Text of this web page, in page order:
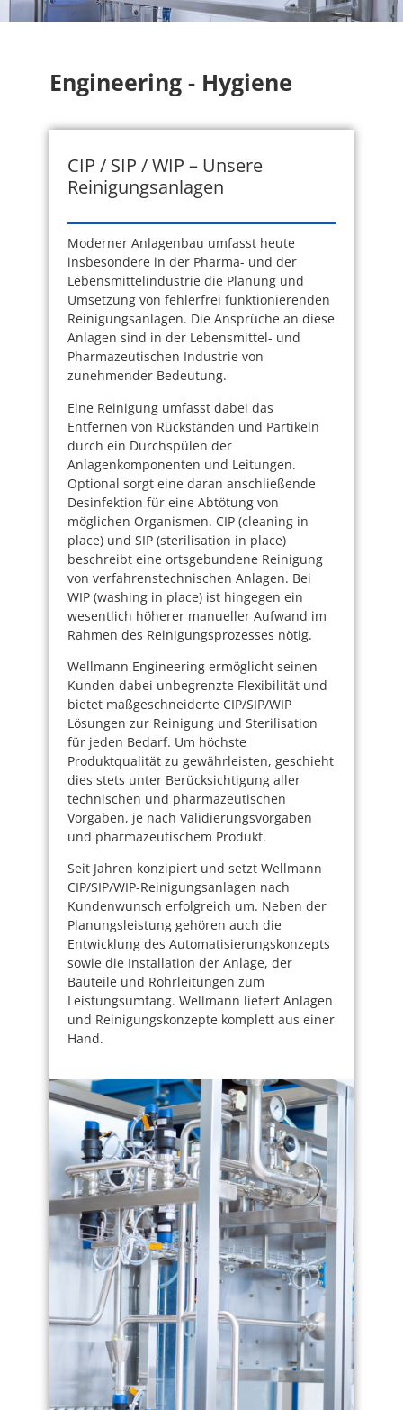
Engineering - Hygiene
CIP / SIP / WIP – Unsere
Reinigungsanlagen
Moderner Anlagenbau umfasst heute
insbesondere in der Pharma- und der
Lebensmittelindustrie die Planung und
Umsetzung von fehlerfrei funktionierenden
Reinigungsanlagen. Die Ansprüche an diese
Anlagen sind in der Lebensmittel- und
Pharmazeutischen Industrie von
zunehmender Bedeutung.
Eine Reinigung umfasst dabei das
Entfernen von Rückständen und Partikeln
durch ein Durchspülen der
Anlagenkomponenten und Leitungen.
Optional sorgt eine daran anschließende
Desinfektion für eine Abtötung von
möglichen Organismen. CIP (cleaning in
place) und SIP (sterilisation in place)
beschreibt eine ortsgebundene Reinigung
von verfahrenstechnischen Anlagen. Bei
WIP (washing in place) ist hingegen ein
wesentlich höherer manueller Aufwand im
Rahmen des Reinigungsprozesses nötig.
Wellmann Engineering ermöglicht seinen
Kunden dabei unbegrenzte Flexibilität und
bietet maßgeschneiderte CIP/SIP/WIP
Lösungen zur Reinigung und Sterilisation
für jeden Bedarf. Um höchste
Produktqualität zu gewährleisten, geschieht
dies stets unter Berücksichtigung aller
technischen und pharmazeutischen
Vorgaben, je nach Validierungsvorgaben
und pharmazeutischem Produkt.
Seit Jahren konzipiert und setzt Wellmann
CIP/SIP/WIP-Reinigungsanlagen nach
Kundenwunsch erfolgreich um. Neben der
Planungsleistung gehören auch die
Entwicklung des Automatisierungskonzepts
sowie die Installation der Anlage, der
Bauteile und Rohrleitungen zum
Leistungsumfang. Wellmann liefert Anlagen
und Reinigungskonzepte komplett aus einer
Hand.